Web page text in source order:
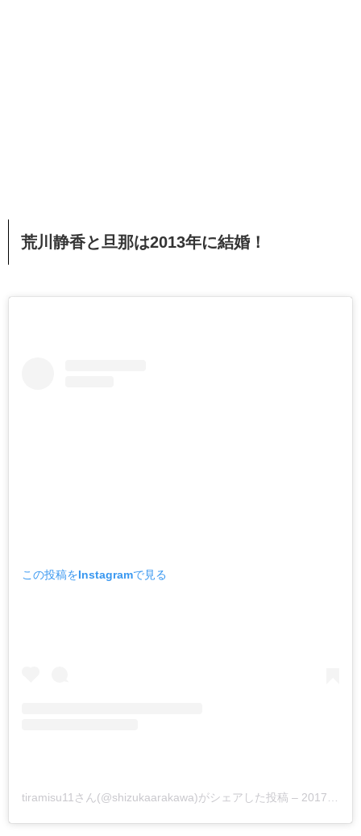
荒川静香と旦那は2013年に結婚！
この投稿をInstagramで見る
tiramisu11さん(@shizukaarakawa)がシェアした投稿 – 2017年 9月月7日午前12時07分PDT